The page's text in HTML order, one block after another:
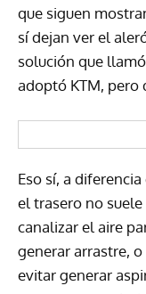
que siguen
sí dejan ver el
solución que
adoptó KTM, pero
Eso sí, a
el trasero no
canalizar el aire
generar arrastre,
evitar generar